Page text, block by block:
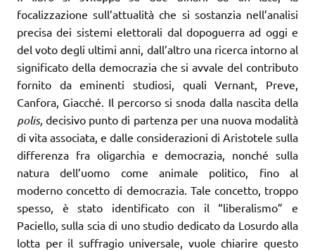
focalizzazione sull’attualità che si sostanzia nell’analisi
precisa dei sistemi elettorali dal dopoguerra ad oggi e
del voto degli ultimi anni, dall’altro una ricerca intorno al
significato della democrazia che si avvale del contributo
fornito da eminenti studiosi, quali Vernant, Preve,
Canfora, Giacché. Il percorso si snoda dalla nascita della
polis,decisivo punto di partenza per una nuova modalità
di vita associata, e dalle considerazioni di Aristotele sulla
differenza fra oligarchia e democrazia, nonché sulla
natura dell’uomo come animale politico, fino al
moderno concetto di democrazia. Tale concetto, troppo
spesso, è stato identificato con il “liberalismo” e
Paciello, sulla scia di uno studio dedicato da Losurdo alla
lotta per il suffragio universale, vuole chiarire questo